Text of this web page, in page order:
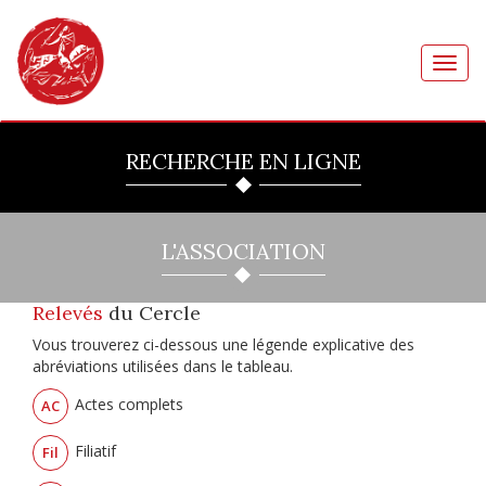
RECHERCHE EN LIGNE
L'ASSOCIATION
Relevés du Cercle
Vous trouverez ci-dessous une légende explicative des
abréviations utilisées dans le tableau.
AC Actes complets
Fil Filiatif